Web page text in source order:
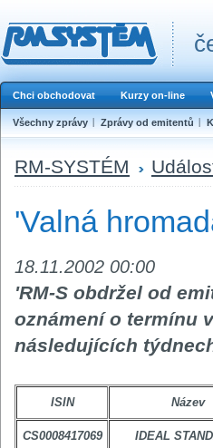
Chci obchodovat Kurzy on-line
Všechny zprávy Zprávy od emitentů
RM-SYSTÉM
'Valná
18.11.2002 00:00
'RM-S obdržel od
oznámení o termínu
následujících
ISIN Název
CS0008417069 IDEAL